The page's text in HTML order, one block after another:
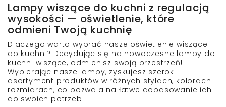
Lampy wiszące do kuchni z regulacją
wysokości — oświetlenie, które
odmieni Twoją kuchnię
Dlaczego warto wybrać nasze oświetlenie wiszące
do kuchni? Decydując się na nowoczesne lampy do
kuchni wiszące, odmienisz swoją przestrzeń!
Wybierając nasze lampy, zyskujesz szeroki
asortyment produktów w różnych stylach, kolorach i
rozmiarach, co pozwala na łatwe dopasowanie ich
do swoich potrzeb.